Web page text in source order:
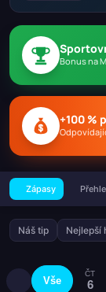
Bonus na
+100 %
Zápasy
Náš tip Nejlepší
Vše
ČT
6